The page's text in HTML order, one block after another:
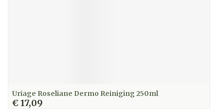
Uriage Roseliane Dermo Reiniging 250ml
€ 17,09